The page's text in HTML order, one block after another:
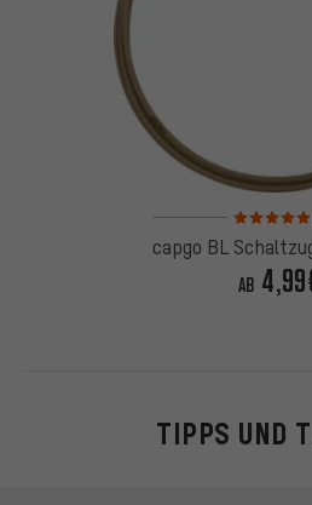
capgo BL
AB
TIPPS UND